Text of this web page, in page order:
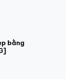
bằng